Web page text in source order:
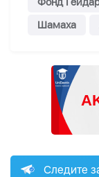
Шамаха
Следите